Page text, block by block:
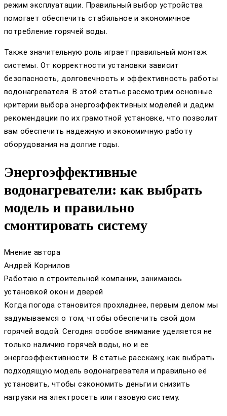
режим эксплуатации. Правильный выбор устройства
помогает обеспечить стабильное и экономичное
потребление горячей воды.
Также значительную роль играет правильный монтаж
системы. От корректности установки зависит
безопасность, долговечность и эффективность работы
водонагревателя. В этой статье рассмотрим основные
критерии выбора энергоэффективных моделей и дадим
рекомендации по их грамотной установке, что позволит
вам обеспечить надежную и экономичную работу
оборудования на долгие годы.
Энергоэффективные
водонагреватели: как выбрать
модель и правильно
смонтировать систему
Мнение автора
Андрей Корнилов
Работаю в строительной компании, занимаюсь
установкой окон и дверей
Когда погода становится прохладнее, первым делом мы
задумываемся о том, чтобы обеспечить свой дом
горячей водой. Сегодня особое внимание уделяется не
только наличию горячей воды, но и ее
энергоэффективности. В статье расскажу, как выбрать
подходящую модель водонагревателя и правильно её
установить, чтобы сэкономить деньги и снизить
нагрузки на электросеть или газовую систему.